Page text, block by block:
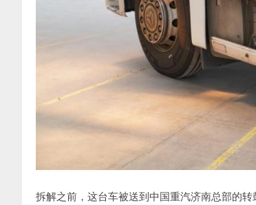
拆解之前，这台车被送到中国重汽济南总部的